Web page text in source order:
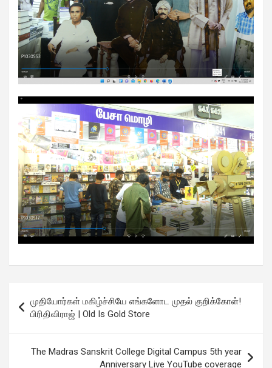
navigation
முதியோர்கள் மகிழ்ச்சியே எங்களோட முதல் குறிக்கோள்!
பிரிதிவிராஜ் | Old Is Gold Store
The Madras Sanskrit College Digital Campus 5th year
Anniversary Live YouTube coverage